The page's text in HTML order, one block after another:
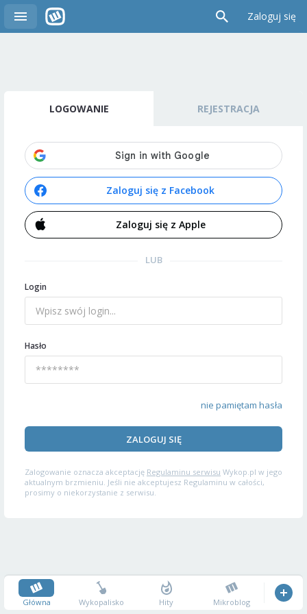
Zaloguj się
LOGOWANIE REJESTRACJA
Zaloguj się z Facebook
Zaloguj się z Apple
LUB
Login
Hasło
nie pamiętam hasła
ZALOGUJ SIĘ
Zalogowanie oznacza akceptację Regulaminu serwisu Wykop.pl w jego
aktualnym brzmieniu. Jeśli nie akceptujesz Regulaminu w całości,
prosimy o niekorzystanie z serwisu.
Główna Wykopalisko Hity Mikroblog